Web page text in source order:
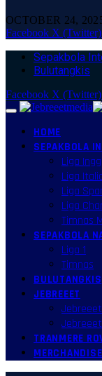
OCTOBER 24,
Facebook X (Twitter)
Sepakbola
Bulutangkis
Facebook X (Twitter)
HOME
SEPAKBOLA
Liga
Liga
Liga
Liga
Timnas
SEPAKBOLA
Liga 1
Timnas
BULUTANGKIS
JEBREEET
TRANMERE
MERCHANDISE